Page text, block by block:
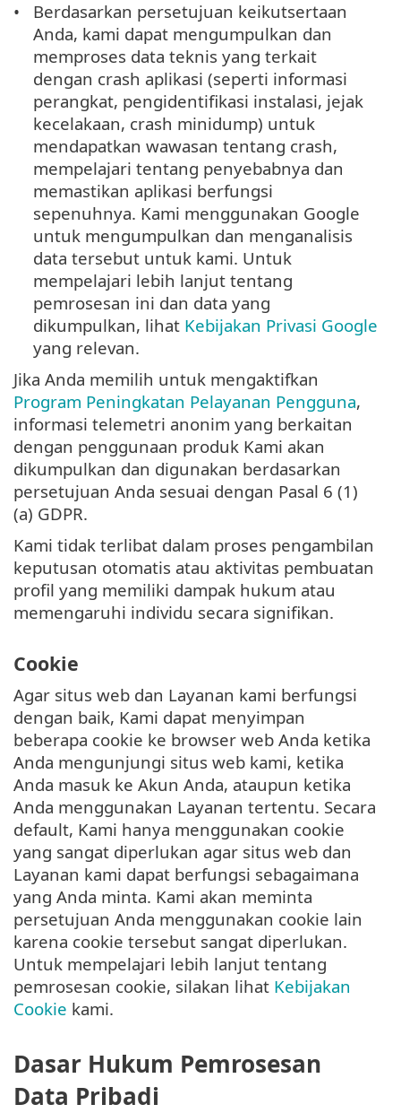
Berdasarkan persetujuan keikutsertaan
Anda, kami dapat mengumpulkan dan
memproses data teknis yang terkait
dengan crash aplikasi (seperti informasi
perangkat, pengidentifikasi instalasi, jejak
kecelakaan, crash minidump) untuk
mendapatkan wawasan tentang crash,
mempelajari tentang penyebabnya dan
memastikan aplikasi berfungsi
sepenuhnya. Kami menggunakan Google
untuk mengumpulkan dan menganalisis
data tersebut untuk kami. Untuk
mempelajari lebih lanjut tentang
pemrosesan ini dan data yang
dikumpulkan, lihat Kebijakan Privasi Google
yang relevan.
Jika Anda memilih untuk mengaktifkan
Program Peningkatan Pelayanan Pengguna,
informasi telemetri anonim yang berkaitan
dengan penggunaan produk Kami akan
dikumpulkan dan digunakan berdasarkan
persetujuan Anda sesuai dengan Pasal 6 (1)
(a) GDPR.
Kami tidak terlibat dalam proses pengambilan
keputusan otomatis atau aktivitas pembuatan
profil yang memiliki dampak hukum atau
memengaruhi individu secara signifikan.
Cookie
Agar situs web dan Layanan kami berfungsi
dengan baik, Kami dapat menyimpan
beberapa cookie ke browser web Anda ketika
Anda mengunjungi situs web kami, ketika
Anda masuk ke Akun Anda, ataupun ketika
Anda menggunakan Layanan tertentu. Secara
default, Kami hanya menggunakan cookie
yang sangat diperlukan agar situs web dan
Layanan kami dapat berfungsi sebagaimana
yang Anda minta. Kami akan meminta
persetujuan Anda menggunakan cookie lain
karena cookie tersebut sangat diperlukan.
Untuk mempelajari lebih lanjut tentang
pemrosesan cookie, silakan lihat Kebijakan
Cookie kami.
Dasar Hukum Pemrosesan
Data Pribadi